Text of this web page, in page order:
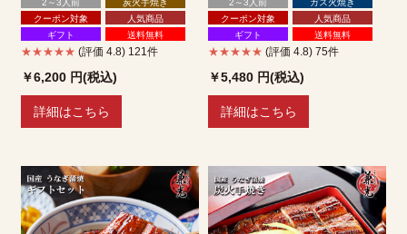
2～3人前
炭火手焼き
クーポン対象
人気商品
ギフト
送料無料
★★★★★ (評価 4.8) 121件
￥6,200 円(税込)
詳細はこちら
2～3人前
ガス火焼き
クーポン対象
人気商品
ギフト
送料無料
★★★★★ (評価 4.8) 75件
￥5,480 円(税込)
詳細はこちら